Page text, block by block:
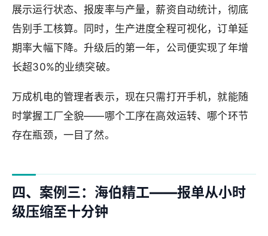
展示运行状态、报废率与产量，薪资自动统计，彻底
告别手工核算。同时，生产进度全程可视化，订单延
期率大幅下降。升级后的第一年，公司便实现了年增
长超30%的业绩突破。
万成机电的管理者表示，现在只需打开手机，就能随
时掌握工厂全貌——哪个工序在高效运转、哪个环节
存在瓶颈，一目了然。
四、案例三：海伯精工——报单从小时
级压缩至十分钟